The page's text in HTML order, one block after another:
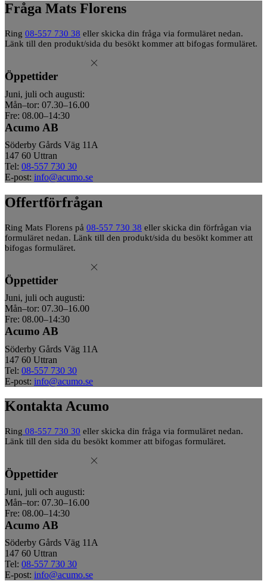
Fråga Mats Florens
Ring 08-557 730 38 eller skicka din fråga via formuläret nedan.
Länk till den produkt/sida du besökt kommer att bifogas formuläret.
Öppettider
Juni, juli och augusti:
Mån–tor: 07.30–16.00
Fre: 08.00–14:30
Acumo AB
Söderby Gårds Väg 11A
147 60 Uttran
Tel: 08-557 730 30
E-post: info@acumo.se
Offertförfrågan
Ring Mats Florens på 08-557 730 38 eller skicka din förfrågan via
formuläret nedan. Länk till den produkt/sida du besökt kommer att
bifogas formuläret.
Öppettider
Juni, juli och augusti:
Mån–tor: 07.30–16.00
Fre: 08.00–14:30
Acumo AB
Söderby Gårds Väg 11A
147 60 Uttran
Tel: 08-557 730 30
E-post: info@acumo.se
Kontakta Acumo
Ring 08-557 730 30 eller skicka din fråga via formuläret nedan.
Länk till den sida du besökt kommer att bifogas formuläret.
Öppettider
Juni, juli och augusti:
Mån–tor: 07.30–16.00
Fre: 08.00–14:30
Acumo AB
Söderby Gårds Väg 11A
147 60 Uttran
Tel: 08-557 730 30
E-post: info@acumo.se